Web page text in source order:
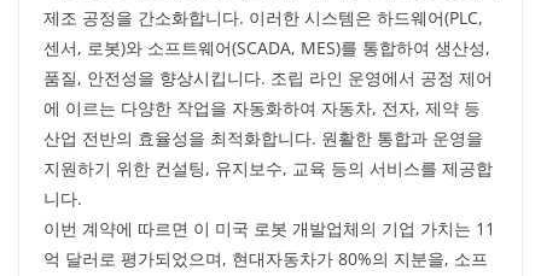
제조 공정을 간소화합니다. 이러한 시스템은 하드웨어(PLC,
센서, 로봇)와 소프트웨어(SCADA, MES)를 통합하여 생산성,
품질, 안전성을 향상시킵니다. 조립 라인 운영에서 공정 제어
에 이르는 다양한 작업을 자동화하여 자동차, 전자, 제약 등
산업 전반의 효율성을 최적화합니다. 원활한 통합과 운영을
지원하기 위한 컨설팅, 유지보수, 교육 등의 서비스를 제공합
니다.
이번 계약에 따르면 이 미국 로봇 개발업체의 기업 가치는 11
억 달러로 평가되었으며, 현대자동차가 80%의 지분을, 소프